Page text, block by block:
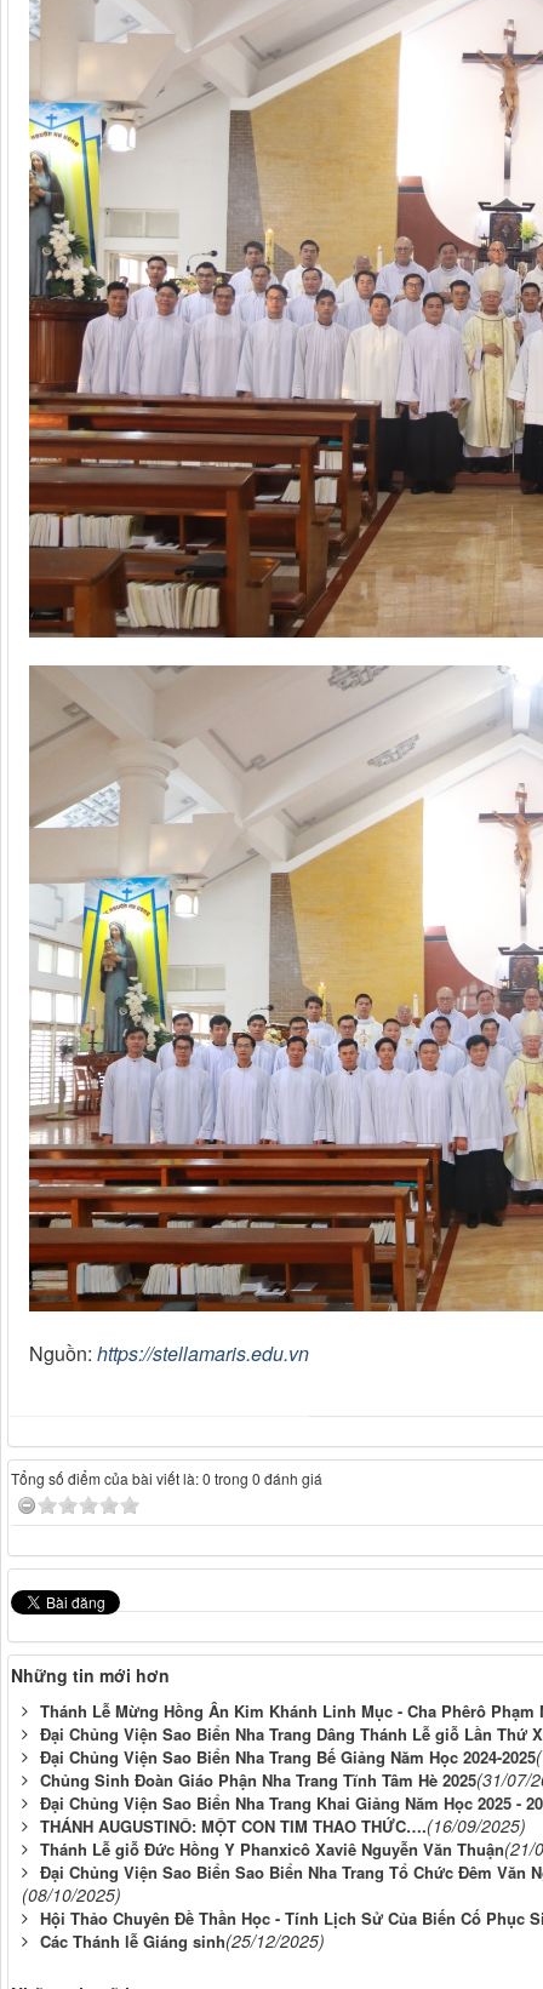
Nguồn: https://stellamaris.edu.vn
Tổng số điểm của bài viết là: 0 trong 0 đánh giá
Những tin mới hơn
Thánh Lễ Mừng Hồng Ân Kim Khánh Linh Mục - Cha Phêrô Phạm
Đại Chủng Viện Sao Biển Nha Trang Dâng Thánh Lễ giỗ Lần Thứ
Đại Chủng Viện Sao Biển Nha Trang Bế Giảng Năm Học 2024-2025
Chủng Sinh Đoàn Giáo Phận Nha Trang Tĩnh Tâm Hè 2025(31/07/
Đại Chủng Viện Sao Biển Nha Trang Khai Giảng Năm Học 2025 -
THÁNH AUGUSTINÔ: MỘT CON TIM THAO THỨC….(16/09/2025)
Thánh Lễ giỗ Đức Hồng Y Phanxicô Xaviê Nguyễn Văn Thuận(21/
Đại Chủng Viện Sao Biển Sao Biển Nha Trang Tổ Chức Đêm Văn
(08/10/2025)
Hội Thảo Chuyên Đề Thần Học - Tính Lịch Sử Của Biến Cố Phục
Các Thánh lễ Giáng sinh(25/12/2025)